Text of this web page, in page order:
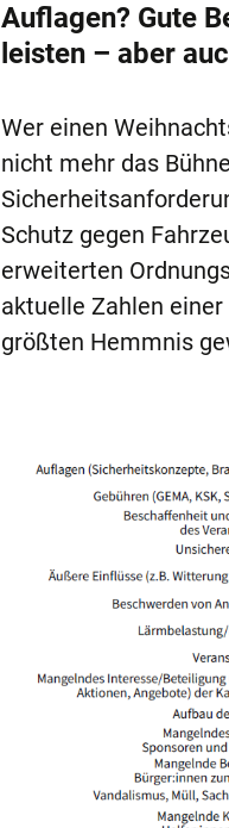
Auflagen? Gute
leisten – aber
Wer einen
nicht mehr das
Schutz gegen
erweiterten
aktuelle Zahlen
größten Hemmnis